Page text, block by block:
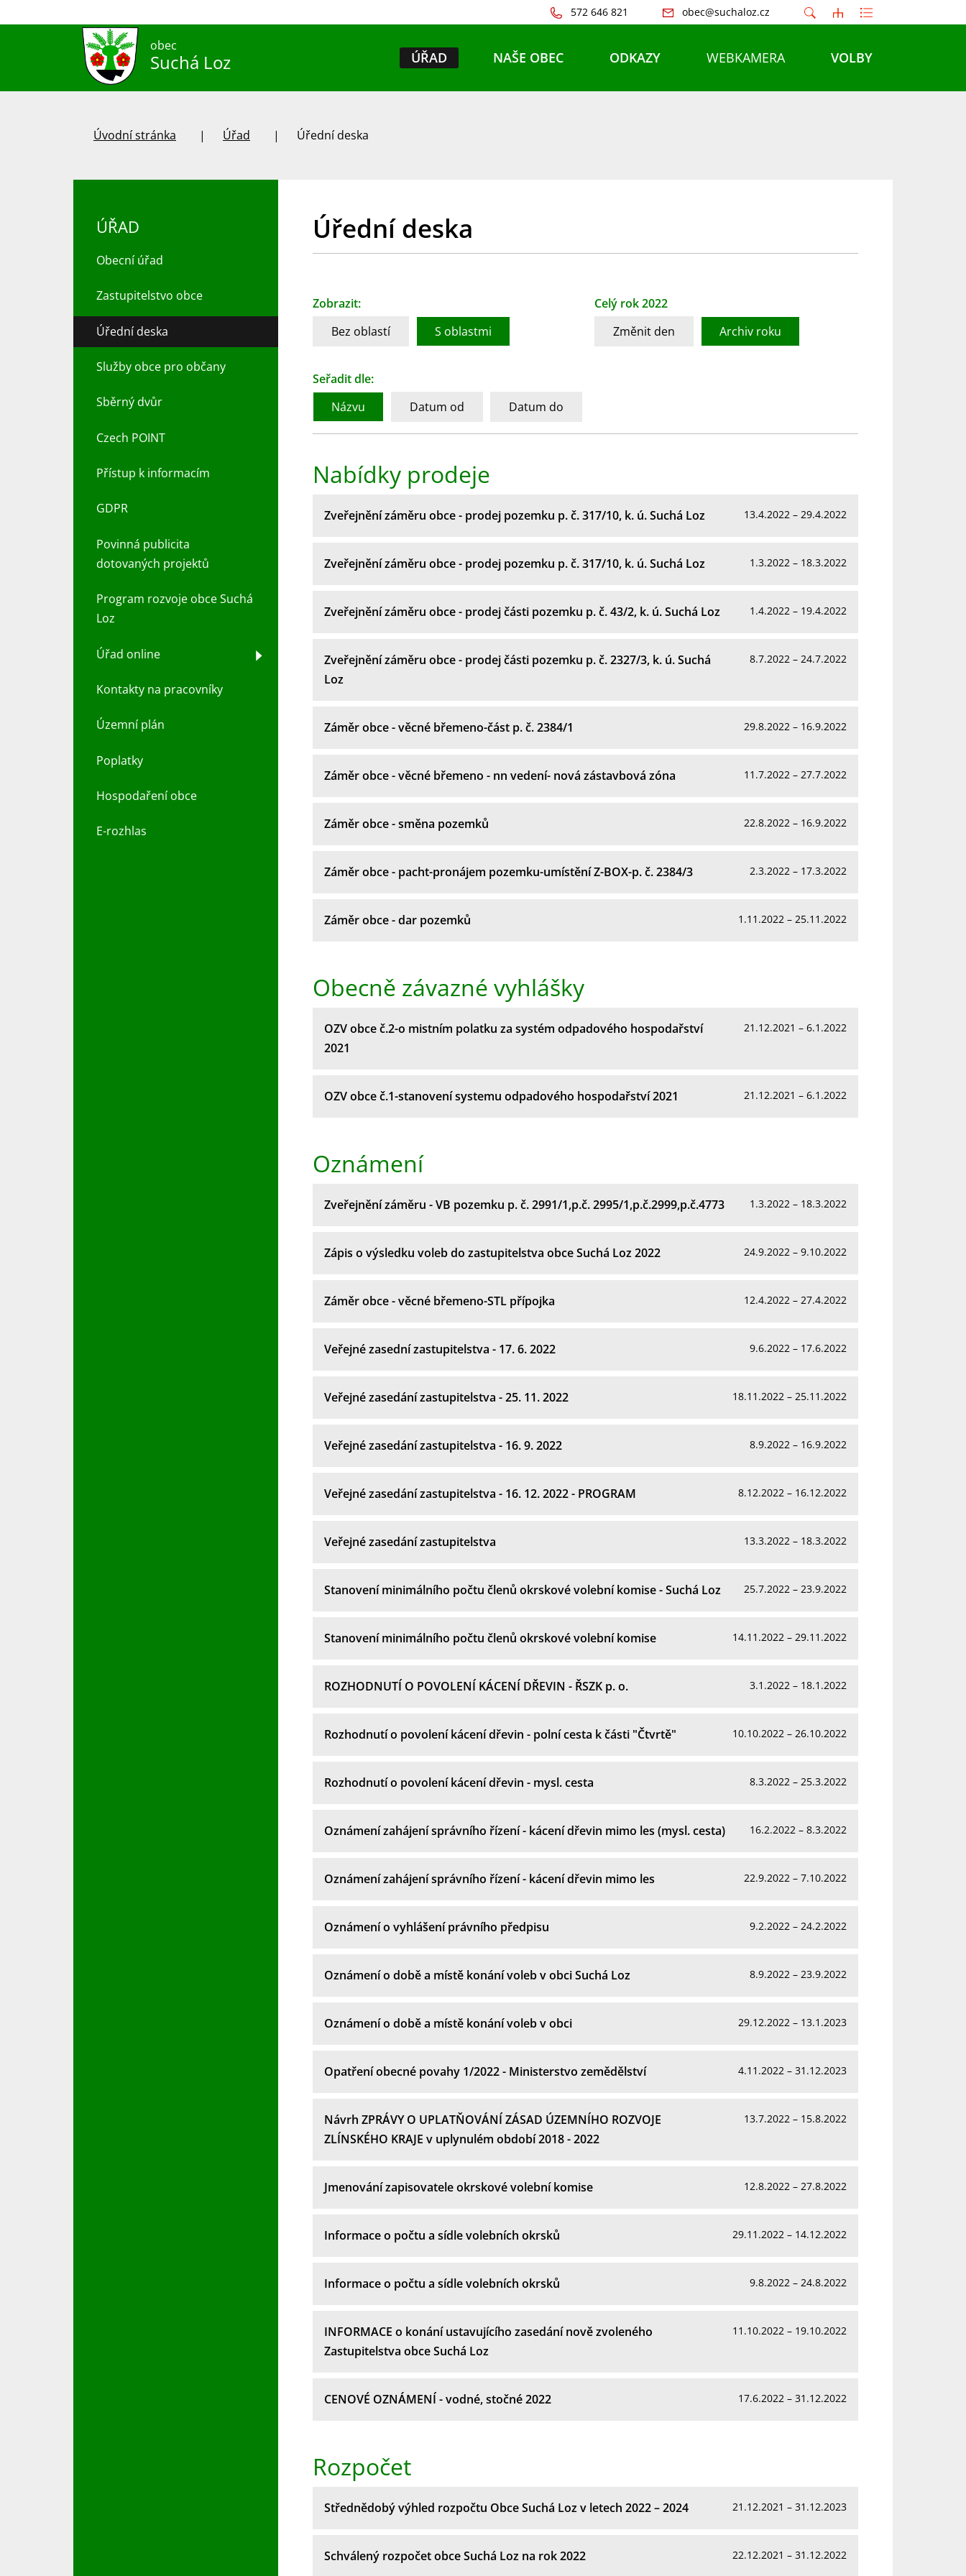
572 646 821 obec@suchaloz.cz
obec
Suchá Loz ÚŘAD NAŠE OBEC ODKAZY WEBKAMERA VOLBY
Úvodní stránka Úřad Úřední deska
Úřední deska
Zobrazit:
Bez oblastí
S oblastmi
Celý rok 2022
Změnit den
Archiv roku
Seřadit dle:
Názvu
Datum od Datum do
Nabídky prodeje
Zveřejnění záměru obce - prodej pozemku p. č. 317/10, k. ú. Suchá Loz 13.4.2022 – 29.4.2022
Zveřejnění záměru obce - prodej pozemku p. č. 317/10, k. ú. Suchá Loz 1.3.2022 – 18.3.2022
Zveřejnění záměru obce - prodej části pozemku p. č. 43/2, k. ú. Suchá Loz 1.4.2022 – 19.4.2022
Zveřejnění záměru obce - prodej části pozemku p. č. 2327/3, k. ú. Suchá
Loz
8.7.2022 – 24.7.2022
Záměr obce - věcné břemeno-část p. č. 2384/1 29.8.2022 – 16.9.2022
Záměr obce - věcné břemeno - nn vedení- nová zástavbová zóna 11.7.2022 – 27.7.2022
Záměr obce - směna pozemků 22.8.2022 – 16.9.2022
Záměr obce - pacht-pronájem pozemku-umístění Z-BOX-p. č. 2384/3 2.3.2022 – 17.3.2022
Záměr obce - dar pozemků 1.11.2022 – 25.11.2022
Obecně závazné vyhlášky
OZV obce č.2-o mistním polatku za systém odpadového hospodařství
2021
21.12.2021 – 6.1.2022
OZV obce č.1-stanovení systemu odpadového hospodařství 2021 21.12.2021 – 6.1.2022
Oznámení
Zveřejnění záměru - VB pozemku p. č. 2991/1,p.č. 2995/1,p.č.2999,p.č.4773 1.3.2022 – 18.3.2022
Zápis o výsledku voleb do zastupitelstva obce Suchá Loz 2022 24.9.2022 – 9.10.2022
Záměr obce - věcné břemeno-STL přípojka 12.4.2022 – 27.4.2022
Veřejné zasední zastupitelstva - 17. 6. 2022 9.6.2022 – 17.6.2022
Veřejné zasedání zastupitelstva - 25. 11. 2022 18.11.2022 – 25.11.2022
Veřejné zasedání zastupitelstva - 16. 9. 2022 8.9.2022 – 16.9.2022
Veřejné zasedání zastupitelstva - 16. 12. 2022 - PROGRAM 8.12.2022 – 16.12.2022
Veřejné zasedání zastupitelstva 13.3.2022 – 18.3.2022
Stanovení minimálního počtu členů okrskové volební komise - Suchá Loz 25.7.2022 – 23.9.2022
Stanovení minimálního počtu členů okrskové volební komise 14.11.2022 – 29.11.2022
ROZHODNUTÍ O POVOLENÍ KÁCENÍ DŘEVIN - ŘSZK p. o. 3.1.2022 – 18.1.2022
Rozhodnutí o povolení kácení dřevin - polní cesta k části "Čtvrtě" 10.10.2022 – 26.10.2022
Rozhodnutí o povolení kácení dřevin - mysl. cesta 8.3.2022 – 25.3.2022
Oznámení zahájení správního řízení - kácení dřevin mimo les (mysl. cesta) 16.2.2022 – 8.3.2022
Oznámení zahájení správního řízení - kácení dřevin mimo les 22.9.2022 – 7.10.2022
Oznámení o vyhlášení právního předpisu 9.2.2022 – 24.2.2022
Oznámení o době a místě konání voleb v obci Suchá Loz 8.9.2022 – 23.9.2022
Oznámení o době a místě konání voleb v obci 29.12.2022 – 13.1.2023
Opatření obecné povahy 1/2022 - Ministerstvo zemědělství 4.11.2022 – 31.12.2023
Návrh ZPRÁVY O UPLATŇOVÁNÍ ZÁSAD ÚZEMNÍHO ROZVOJE
ZLÍNSKÉHO KRAJE v uplynulém období 2018 - 2022
13.7.2022 – 15.8.2022
Jmenování zapisovatele okrskové volební komise 12.8.2022 – 27.8.2022
Informace o počtu a sídle volebních okrsků 29.11.2022 – 14.12.2022
Informace o počtu a sídle volebních okrsků 9.8.2022 – 24.8.2022
INFORMACE o konání ustavujícího zasedání nově zvoleného
Zastupitelstva obce Suchá Loz
11.10.2022 – 19.10.2022
CENOVÉ OZNÁMENÍ - vodné, stočné 2022 17.6.2022 – 31.12.2022
Rozpočet
Střednědobý výhled rozpočtu Obce Suchá Loz v letech 2022 – 2024 21.12.2021 – 31.12.2023
Schválený rozpočet obce Suchá Loz na rok 2022 22.12.2021 – 31.12.2022
ÚŘAD
Obecní úřad
Zastupitelstvo obce
Úřední deska
Služby obce pro občany
Sběrný dvůr
Czech POINT
Přístup k informacím
GDPR
Povinná publicita
dotovaných projektů
Program rozvoje obce Suchá
Loz
Úřad online
Kontakty na pracovníky
Územní plán
Poplatky
Hospodaření obce
E-rozhlas